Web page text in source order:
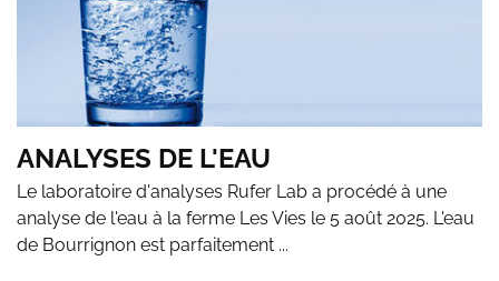
ANALYSES DE L'EAU
Le laboratoire d'analyses Rufer Lab a procédé à une
analyse de l'eau à la ferme Les Vies le 5 août 2025. L'eau
de Bourrignon est parfaitement ...